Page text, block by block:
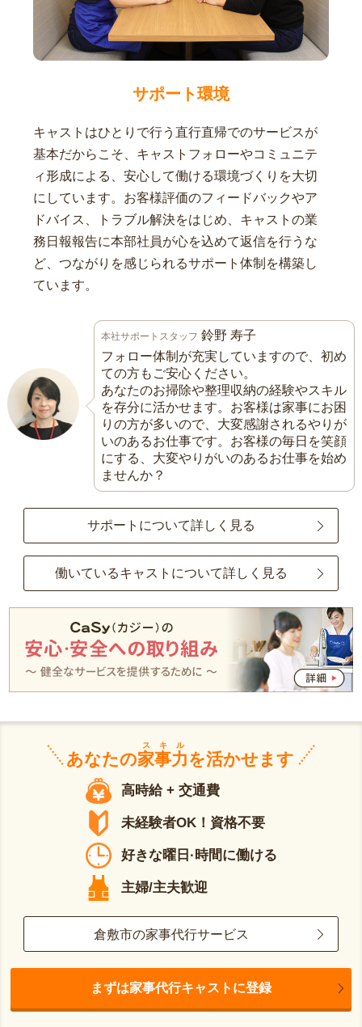
サポート環境
キャストはひとりで行う直行直帰でのサービスが
基本だからこそ、キャストフォローやコミュニテ
ィ形成による、安心して働ける環境づくりを大切
にしています。お客様評価のフィードバックやア
ドバイス、トラブル解決をはじめ、キャストの業
務日報報告に本部社員が心を込めて返信を行うな
ど、つながりを感じられるサポート体制を構築し
ています。
本社サポートスタッフ 鈴野 寿子
フォロー体制が充実していますので、初め
ての方もご安心ください。
あなたのお掃除や整理収納の経験やスキル
を存分に活かせます。お客様は家事にお困
りの方が多いので、大変感謝されるやりが
いのあるお仕事です。お客様の毎日を笑顔
にする、大変やりがいのあるお仕事を始め
ませんか？
サポートについて詳しく見る
働いているキャストについて詳しく見る
あなたの家事力
スキル
を活かせます
高時給 + 交通費
未経験者OK！資格不要
好きな曜日·時間に働ける
主婦/主夫歓迎
倉敷市の家事代行サービス
まずは家事代行キャストに登録